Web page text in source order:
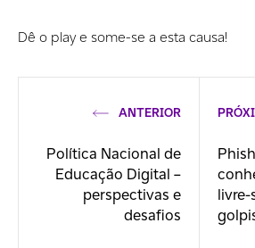
Dê o play e some-se a esta causa!
ANTERIOR
Política Nacional de
Educação Digital –
perspectivas e
desafios
livre-